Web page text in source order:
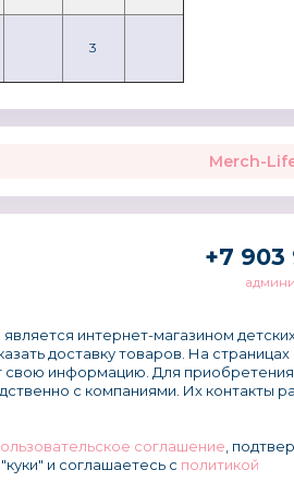
3
Merch-
+7 903
интернет-магазином
доставку товаров. На
информацию. Для
с компаниями. Их контакты
соглашение ,
и соглашаетесь с политикой